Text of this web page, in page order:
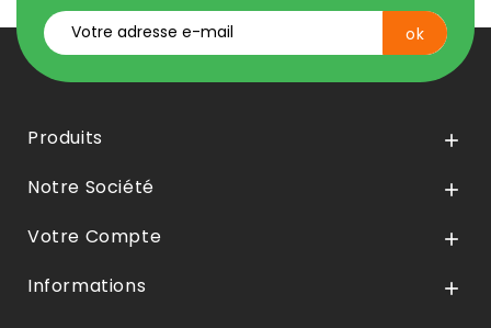
Produits 
Notre Société 
Votre Compte 
Informations 